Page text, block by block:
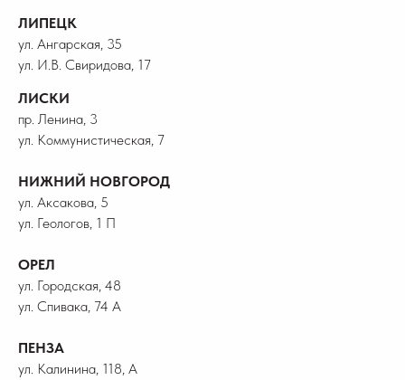
ЛИПЕЦК
ул. Ангарская, 35
ул. И.В. Свиридова, 17
ЛИСКИ
пр. Ленина, 3
ул. Коммунистическая, 7
НИЖНИЙ НОВГОРОД
ул. Аксакова, 5
ул. Геологов, 1 П
ОРЕЛ
ул. Городская, 48
ул. Спивака, 74 А
ПЕНЗА
ул. Калинина, 118, А